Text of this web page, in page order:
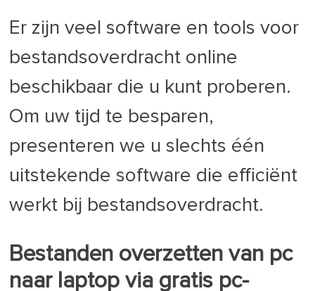
Er zijn veel software en tools voor
bestandsoverdracht online
beschikbaar die u kunt proberen.
Om uw tijd te besparen,
presenteren we u slechts één
uitstekende software die efficiënt
werkt bij bestandsoverdracht.
Bestanden overzetten van pc
naar laptop via gratis pc-